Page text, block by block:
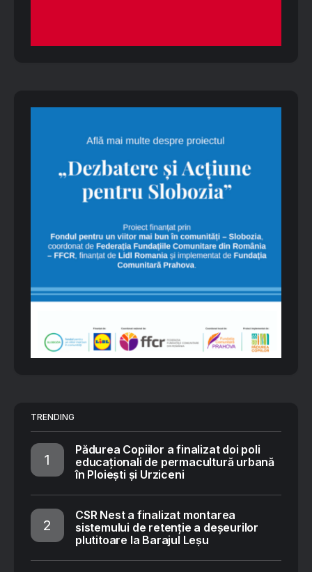
TRENDING
Pădurea Copiilor a finalizat doi poli
educaționali de permacultură urbană
în Ploiești și Urziceni
CSR Nest a finalizat montarea
sistemului de retenție a deșeurilor
plutitoare la Barajul Leșu